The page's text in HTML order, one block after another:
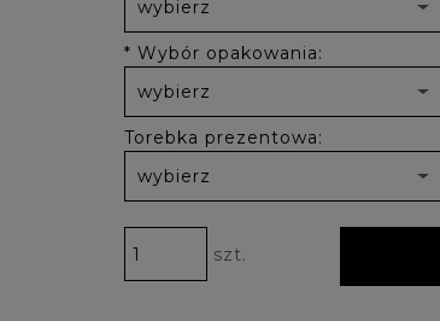
* Wybór opakowania:
Torebka prezentowa:
szt.